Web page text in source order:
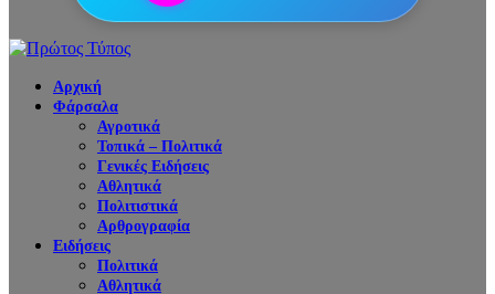
Αρχική
Φάρσαλα
Αγροτικά
Τοπικά – Πολιτικά
Γενικές Ειδήσεις
Αθλητικά
Πολιτιστικά
Αρθρογραφία
Ειδήσεις
Πολιτικά
Αθλητικά